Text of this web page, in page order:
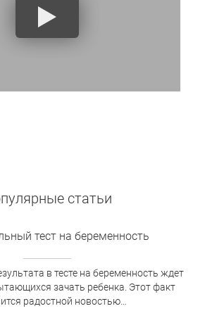
статьи
тест на беременность
в тесте на беременность ждет
зачать ребенка. Этот факт
радостной новостью…